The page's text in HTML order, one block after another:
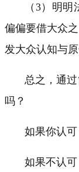
（ 3）明明
偏偏要借大众
发大众认知与
总之，通
吗？
如果你认可
如果不认